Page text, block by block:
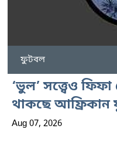
ফুটবল
‘ভুল’ সত্ত্বেও ফিফা
থাকছে আফ্রিকান
Aug 07, 2026